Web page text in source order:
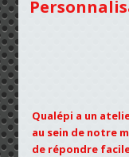
Qualépi a un
au sein de notre
de répondre